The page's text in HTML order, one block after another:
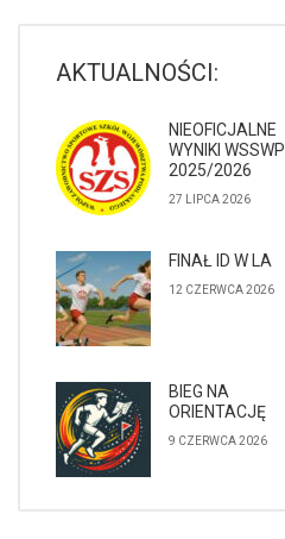
AKTUALNOŚCI:
NIEOFICJALNE
WYNIKI WSSWP
2025/2026
27 LIPCA 2026
FINAŁ ID W LA
12 CZERWCA 2026
BIEG NA
ORIENTACJĘ
9 CZERWCA 2026